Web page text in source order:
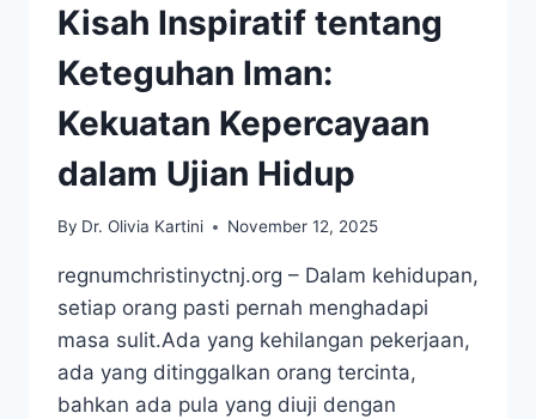
Kisah Inspiratif tentang
Keteguhan Iman:
Kekuatan Kepercayaan
dalam Ujian Hidup
By Dr. Olivia Kartini November 12, 2025
regnumchristinyctnj.org – Dalam kehidupan,
setiap orang pasti pernah menghadapi
masa sulit.Ada yang kehilangan pekerjaan,
ada yang ditinggalkan orang tercinta,
bahkan ada pula yang diuji dengan